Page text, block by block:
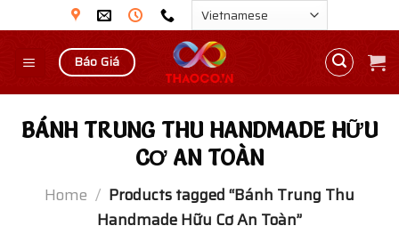
to
content
Báo Giá
BÁNH TRUNG THU HANDMADE HỮU
CƠ AN TOÀN
Home / Products tagged “Bánh Trung Thu
Handmade Hữu Cơ An Toàn”